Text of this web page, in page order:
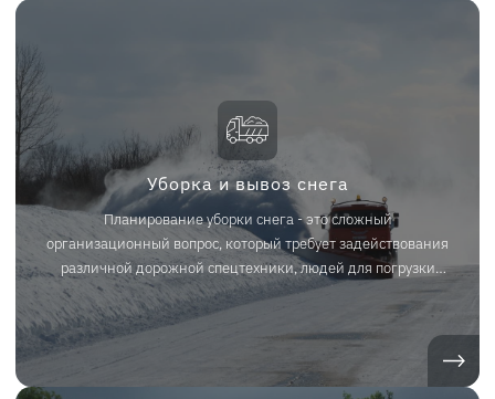
Уборка и вывоз снега
Планирование уборки снега - это сложный
организационный вопрос, который требует задействования
различной дорожной спецтехники, людей для погрузки
снежных масс и полной обработки очищаемой площади.
Главным аспектов является грамотный выбор компании,
которая предоставляет услуги по уборке и вывозу снега.
Наша компания готова выполнить эту работу в Челябинске
и Челябинской области качественно и недорого.